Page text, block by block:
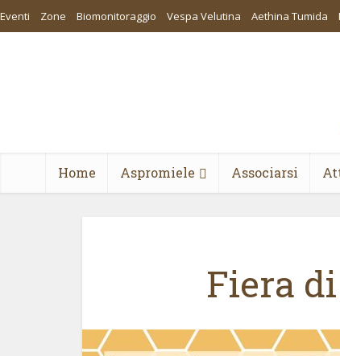
Eventi Zone Biomonitoraggio Vespa Velutina Aethina Tumida
Home Aspromiele Associarsi
Fiera